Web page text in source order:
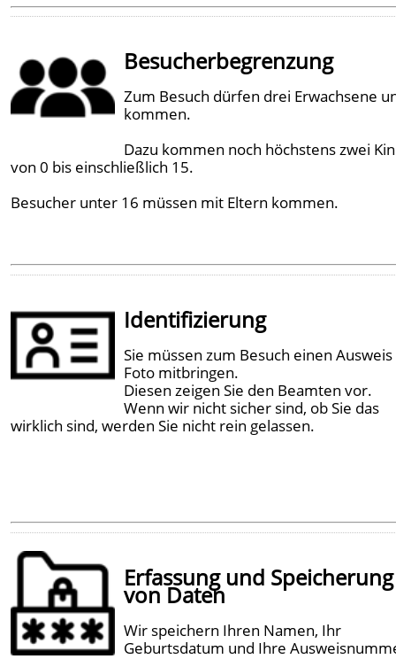
Besucherbegrenzung
Zum Besuch dürfen drei Erwachsene
kommen.
Dazu kommen noch höchstens zwei
von 0 bis einschließlich 15.
Besucher unter 16 müssen mit Eltern kommen.
Identifizierung
Sie müssen zum Besuch einen
Foto mitbringen.
Diesen zeigen Sie den Beamten vor.
Wenn wir nicht sicher sind, ob Sie das
wirklich sind, werden Sie nicht rein gelassen.
Erfassung und Speicherung
von Daten
Wir speichern Ihren Namen, Ihr
Geburtsdatum und Ihre